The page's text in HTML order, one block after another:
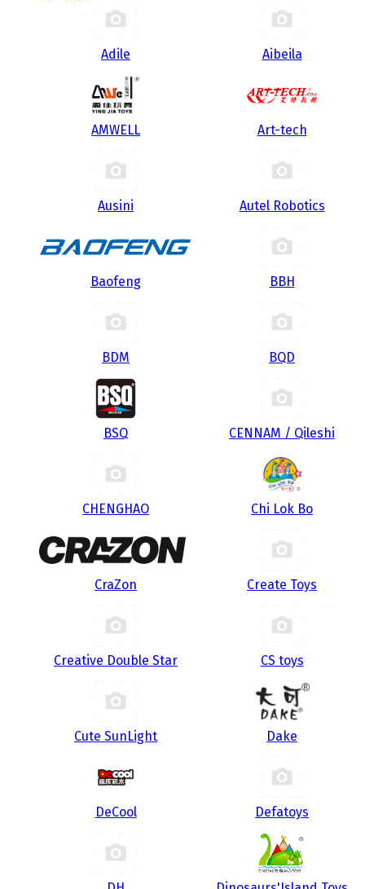
Adile Aibeila
AMWELL Art-tech
Ausini Autel Robotics
Baofeng BBH
BDM BQD
BSQ CENNAM / Qileshi
CHENGHAO Chi Lok Bo
CraZon Create Toys
Creative Double Star CS toys
Cute SunLight Dake
DeCool Defatoys